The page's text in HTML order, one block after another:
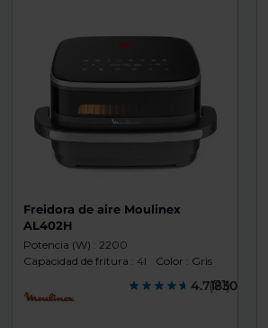
pueden
usar
los
de
y
arrastrar.
Freidora de aire Moulinex
AL402H
Potencia (W) : 2200
Capacidad de fritura : 4l
Color : Gris
4.7183000
(71)